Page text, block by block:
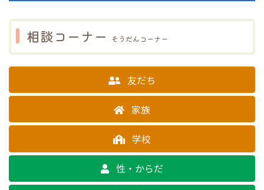
相談コーナー そうだんコーナー
友だち
家族
学校
性・からだ